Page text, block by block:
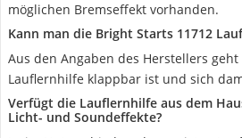
möglichen Bremseffekt vorhanden.
Kann man die Bright Starts 11712
Aus den Angaben des Herstellers
Lauflernhilfe klappbar ist und sich
Verfügt die Lauflernhilfe aus dem
Licht- und Soundeffekte?